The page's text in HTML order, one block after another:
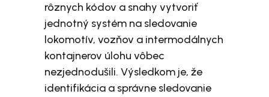
rôznych kódov a snahy vytvoriť
jednotný systém na sledovanie
lokomotív, vozňov a intermodálnych
kontajnerov úlohu vôbec
nezjednodušili. Výsledkom je, že
identifikácia a správne sledovanie